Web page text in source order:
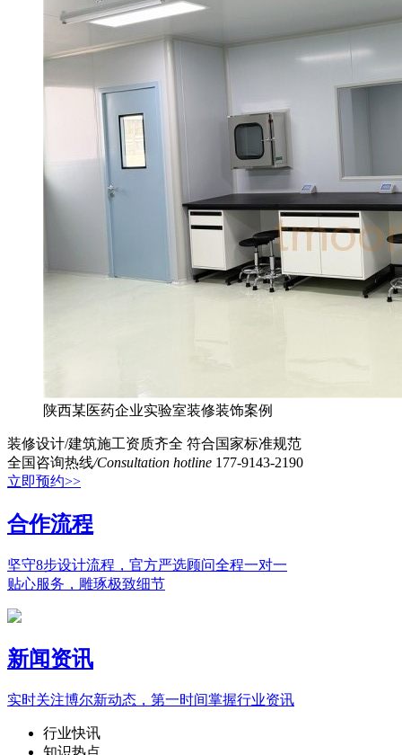
陕西某医药企业实验室装修装饰案例
装修设计/建筑施工资质齐全 符合国家标准规范
全国咨询热线/Consultation hotline 177-9143-2190
立即预约>>
合作流程
坚守8步设计流程，官方严选顾问全程一对一
贴心服务，雕琢极致细节
新闻资讯
实时关注博尔新动态，第一时间掌握行业资讯
行业快讯
知识热点